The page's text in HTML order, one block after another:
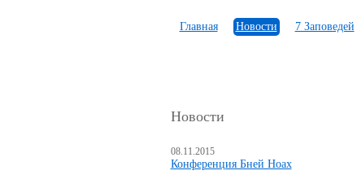
Главная Новости 7 Заповедей
Новости
08.11.2015
Конференция Бней Ноах